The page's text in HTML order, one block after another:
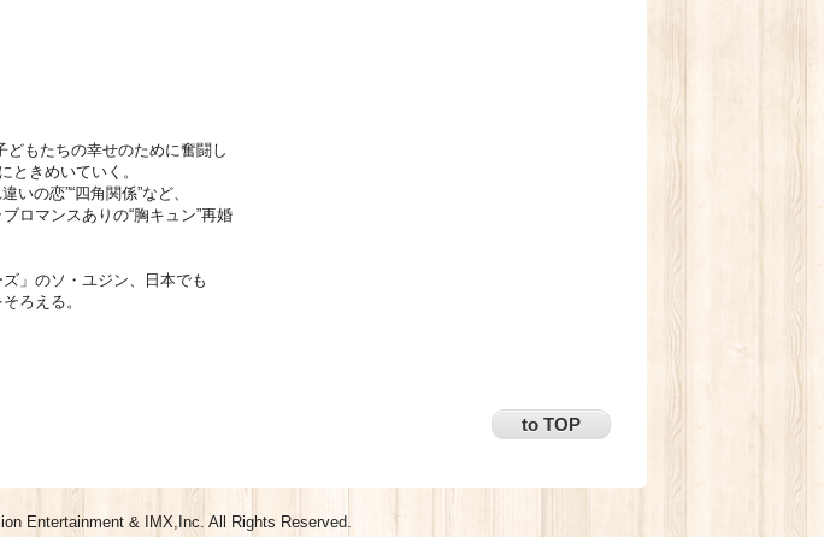
もたちの幸せのために奮闘し
ときめいていく。
いの恋”“四角関係”など、
ロマンスありの“胸キュン”再婚
」のソ・ユジン、日本でも
ろえる。
to TOP
Entertainment & IMX,Inc. All Rights Reserved.